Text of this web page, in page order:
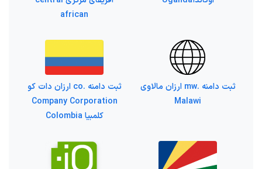
african
ثبت دامنه .mw ارزان مالاوی
Malawi
ثبت دامنه .co ارزان دات کو
Company Corporation
کلمبیا Colombia